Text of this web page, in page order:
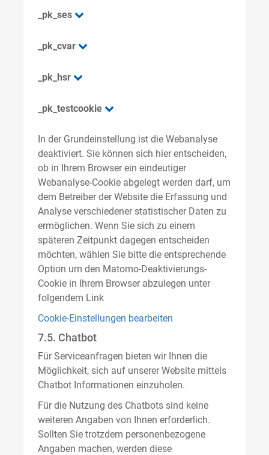
_pk_ses
_pk_cvar
_pk_hsr
_pk_testcookie
In der Grundeinstellung ist die Webanalyse
deaktiviert. Sie können sich hier entscheiden,
ob in Ihrem Browser ein eindeutiger
Webanalyse-Cookie abgelegt werden darf, um
dem Betreiber der Website die Erfassung und
Analyse verschiedener statistischer Daten zu
ermöglichen. Wenn Sie sich zu einem
späteren Zeitpunkt dagegen entscheiden
möchten, wählen Sie bitte die entsprechende
Option um den Matomo-Deaktivierungs-
Cookie in Ihrem Browser abzulegen unter
folgendem Link
Cookie-Einstellungen bearbeiten
7.5. Chatbot
Für Serviceanfragen bieten wir Ihnen die
Möglichkeit, sich auf unserer Website mittels
Chatbot Informationen einzuholen.
Für die Nutzung des Chatbots sind keine
weiteren Angaben von Ihnen erforderlich.
Sollten Sie trotzdem personenbezogene
Angaben machen, werden diese